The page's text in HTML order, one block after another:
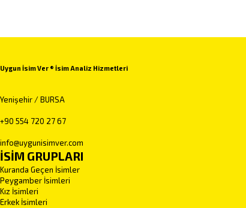
Uygun İsim Ver ® İsim Analiz Hizmetleri
Yenişehir / BURSA
+90 554 720 27 67
info@uygunisimver.com
İSİM GRUPLARI
Kuranda Geçen İsimler
Peygamber İsimleri
Kız İsimleri
Erkek İsimleri